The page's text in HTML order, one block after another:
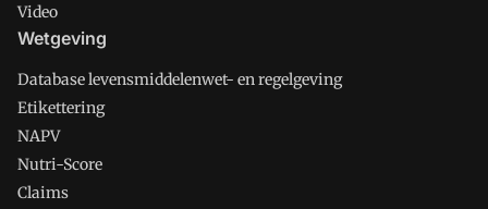
Video
Wetgeving
Database levensmiddelenwet- en regelgeving
Etikettering
NAPV
Nutri-Score
Claims